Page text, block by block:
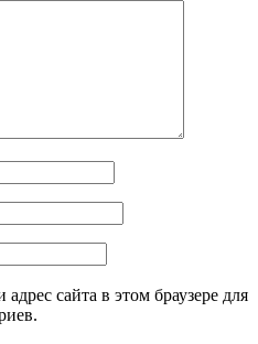
сайта в этом браузере для